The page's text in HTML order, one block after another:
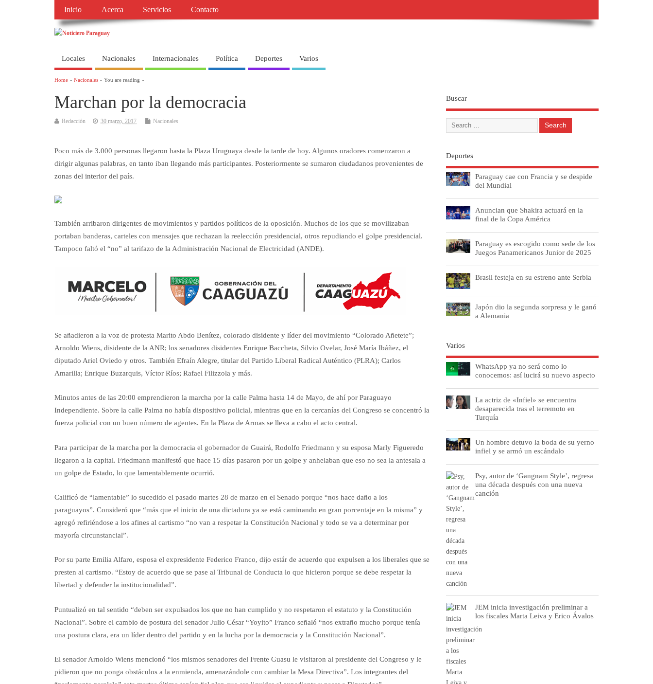
Inicio Acerca Servicios Contacto
Locales Nacionales Internacionales Política Deportes Varios
Home » Nacionales » You are reading »
Marchan por la democracia
Redacción 30 marzo, 2017 Nacionales
Poco más de 3.000 personas llegaron hasta la Plaza Uruguaya desde la tarde de hoy. Algunos oradores comenzaron a
dirigir algunas palabras, en tanto iban llegando más participantes. Posteriormente se sumaron ciudadanos provenientes de
zonas del interior del país.
También arribaron dirigentes de movimientos y partidos políticos de la oposición. Muchos de los que se movilizaban
portaban banderas, carteles con mensajes que rechazan la reelección presidencial, otros repudiando el golpe presidencial.
Tampoco faltó el “no” al tarifazo de la Administración Nacional de Electricidad (ANDE).
Se añadieron a la voz de protesta Marito Abdo Benítez, colorado disidente y líder del movimiento “Colorado Añetete”;
Arnoldo Wiens, disidente de la ANR; los senadores disidentes Enrique Baccheta, Silvio Ovelar, José María Ibáñez, el
diputado Ariel Oviedo y otros. También Efraín Alegre, titular del Partido Liberal Radical Auténtico (PLRA); Carlos
Amarilla; Enrique Buzarquis, Víctor Ríos; Rafael Filizzola y más.
Minutos antes de las 20:00 emprendieron la marcha por la calle Palma hasta 14 de Mayo, de ahí por Paraguayo
Independiente. Sobre la calle Palma no había dispositivo policial, mientras que en la cercanías del Congreso se concentró la
fuerza policial con un buen número de agentes. En la Plaza de Armas se lleva a cabo el acto central.
Para participar de la marcha por la democracia el gobernador de Guairá, Rodolfo Friedmann y su esposa Marly Figueredo
llegaron a la capital. Friedmann manifestó que hace 15 días pasaron por un golpe y anhelaban que eso no sea la antesala a
un golpe de Estado, lo que lamentablemente ocurrió.
Calificó de “lamentable” lo sucedido el pasado martes 28 de marzo en el Senado porque “nos hace daño a los
paraguayos”. Consideró que “más que el inicio de una dictadura ya se está caminando en gran porcentaje en la misma” y
agregó refiriéndose a los afines al cartismo “no van a respetar la Constitución Nacional y todo se va a determinar por
mayoría circunstancial”.
Por su parte Emilia Alfaro, esposa el expresidente Federico Franco, dijo estár de acuerdo que expulsen a los liberales que se
presten al cartismo. “Estoy de acuerdo que se pase al Tribunal de Conducta lo que hicieron porque se debe respetar la
libertad y defender la institucionalidad”.
Puntualizó en tal sentido “deben ser expulsados los que no han cumplido y no respetaron el estatuto y la Constitución
Nacional”. Sobre el cambio de postura del senador Julio César “Yoyito” Franco señaló “nos extraño mucho porque tenía
una postura clara, era un líder dentro del partido y en la lucha por la democracia y la Constitución Nacional”.
El senador Arnoldo Wiens mencionó “los mismos senadores del Frente Guasu le visitaron al presidente del Congreso y le
pidieron que no ponga obstáculos a la enmienda, amenazándole con cambiar la Mesa Directiva”. Los integrantes del
Buscar
Deportes
Paraguay cae con Francia y se despide
del Mundial
Anuncian que Shakira actuará en la
final de la Copa América
Paraguay es escogido como sede de los
Juegos Panamericanos Junior de 2025
Brasil festeja en su estreno ante Serbia
Japón dio la segunda sorpresa y le ganó
a Alemania
Varios
WhatsApp ya no será como lo
conocemos: así lucirá su nuevo aspecto
La actriz de «Infiel» se encuentra
desaparecida tras el terremoto en
Turquía
Un hombre detuvo la boda de su yerno
infiel y se armó un escándalo
Psy, autor de ‘Gangnam Style’, regresa
una década después con una nueva
canción
JEM inicia investigación preliminar a
los fiscales Marta Leiva y Erico Ávalos